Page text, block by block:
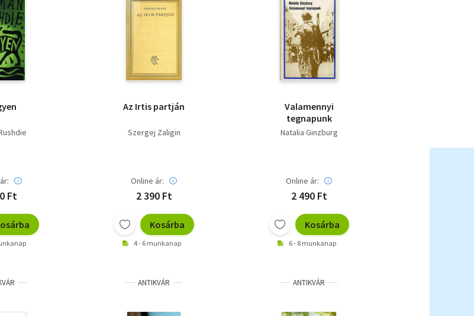
Ft
Az Irtis partján
Szergej Zaligin
Online ár:
2 390 Ft
Kosárba
4 - 6 munkanap
Valamennyi
tegnapunk
Natalia Ginzburg
Online ár:
2 490 Ft
Kosárba
6 - 8 munkanap
ANTIKVÁR ANTIKVÁR